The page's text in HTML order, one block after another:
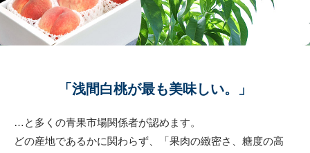
「浅間白桃が最も美味しい。」
…と多くの青果市場関係者が認めます。
どの産地であるかに関わらず、「果肉の緻密さ、糖度の高